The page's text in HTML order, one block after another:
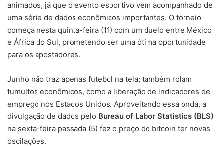
animados, já que o evento esportivo vem acompanhado de
uma série de dados econômicos importantes. O torneio
começa nesta quinta-feira (11) com um duelo entre México
e África do Sul, prometendo ser uma ótima oportunidade
para os apostadores.
Junho não traz apenas futebol na tela; também rolam
tumultos econômicos, como a liberação de indicadores de
emprego nos Estados Unidos. Aproveitando essa onda, a
divulgação de dados pelo Bureau of Labor Statistics (BLS)
na sexta-feira passada (5) fez o preço do bitcoin ter novas
oscilações.